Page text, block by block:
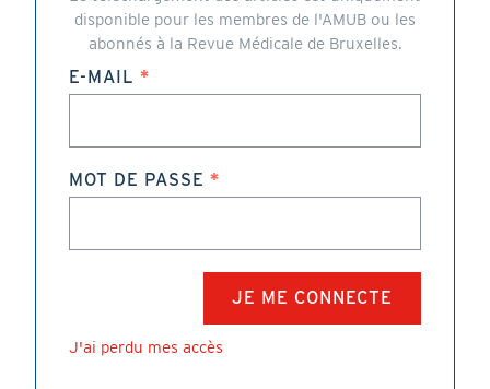
disponible pour les membres de l'AMUB ou les
abonnés à la Revue Médicale de Bruxelles.
E-MAIL
MOT DE PASSE
J'ai perdu mes accès